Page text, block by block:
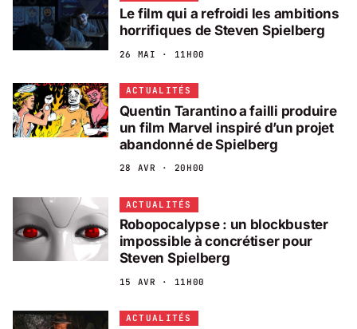
Le film qui a refroidi les ambitions
horrifiques de Steven Spielberg
26 MAI · 11H00
ACTUALITÉS
Quentin Tarantino a failli produire
un film Marvel inspiré d’un projet
abandonné de Spielberg
28 AVR · 20H00
ACTUALITÉS
Robopocalypse : un blockbuster
impossible à concrétiser pour
Steven Spielberg
15 AVR · 11H00
ACTUALITÉS